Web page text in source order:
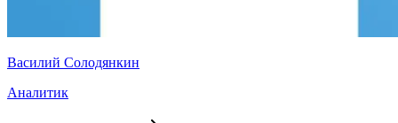
Василий Солодянкин
Аналитик